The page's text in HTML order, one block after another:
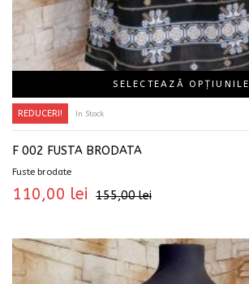
SELECTEAZĂ OPȚIUNILE
REDUCERI! In Stock
F 002 FUSTA BRODATA
Fuste brodate
155,00lei
110,00 lei